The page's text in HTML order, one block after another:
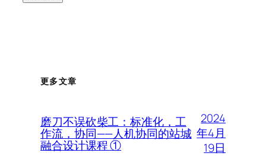
更多文章
磨刀不误砍柴工：标准化，工
作流，协同——人机协同的站城
融合设计课程 ①
2024
年4月
19日